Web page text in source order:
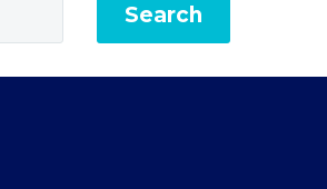
Search